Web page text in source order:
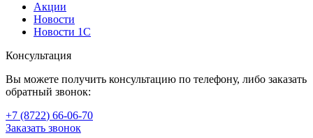
Акции
Новости
Новости 1С
Консультация
Вы можете получить консультацию по телефону, либо заказать
обратный звонок:
+7 (8722) 66-06-70
Заказать звонок